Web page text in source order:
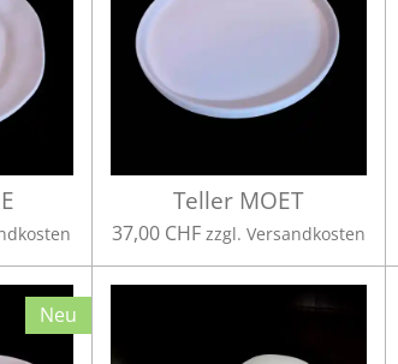
Teller MOET
37,00 CHF zzgl. Versandkosten
Neu